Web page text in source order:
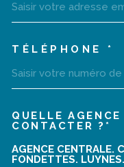
TÉLÉPHONE *
QUELLE
CONTACTER ?*
AGENCE
FONDETTES. LUYNES.